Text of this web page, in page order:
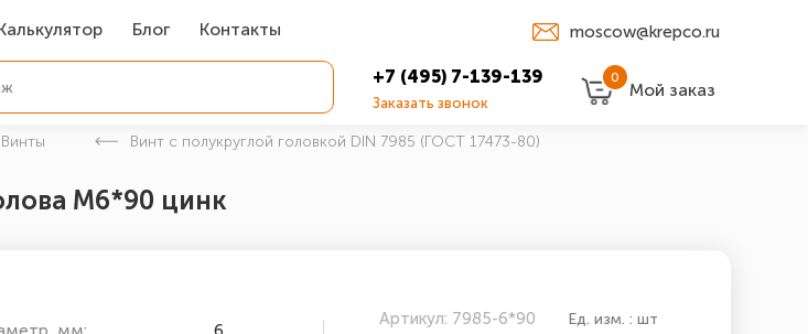
Блог Контакты moscow@krepco.ru
+7 (495) 7-139-139
Заказать звонок
0
Мой заказ
Винты Винт с полукруглой головкой DIN 7985 (ГОСТ 17473-80)
М6*90 цинк
Артикул: 7985-6*90 Ед. изм. : шт